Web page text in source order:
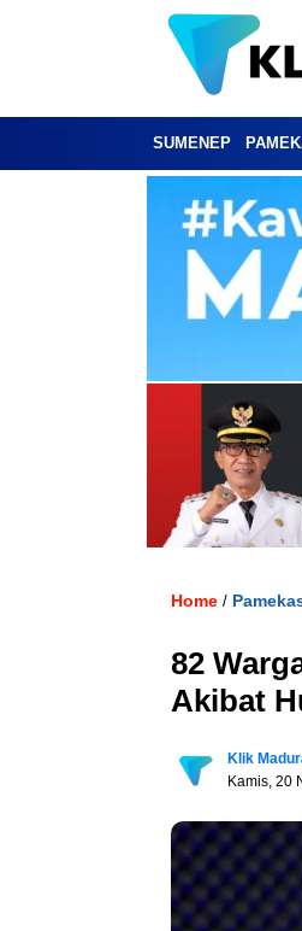
SUMENEP
Home /
82
Akibat
Klik
Kamis, 20